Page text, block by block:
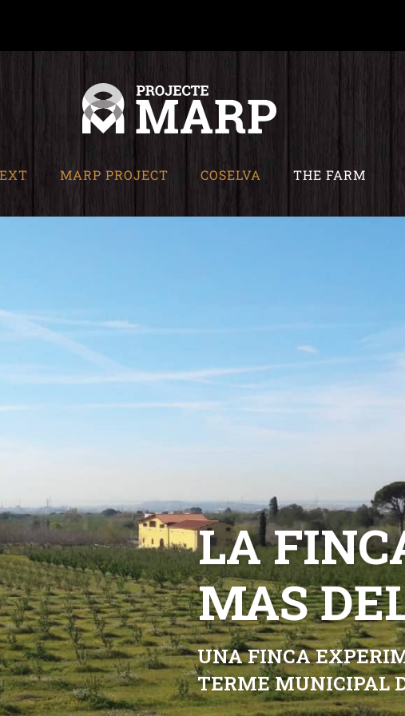
MARP PROJECT COSELVA THE FARM
UNA FINCA
TERME MUNICIPAL
LA
MAS